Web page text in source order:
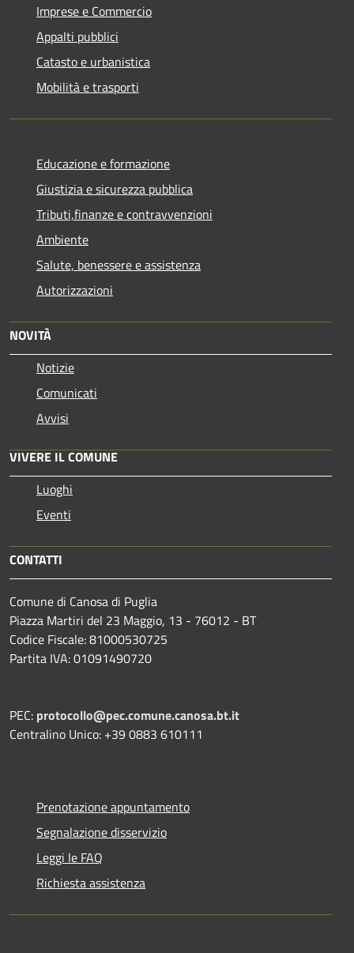
Imprese e Commercio
Appalti pubblici
Catasto e urbanistica
Mobilità e trasporti
Educazione e formazione
Giustizia e sicurezza pubblica
Tributi,finanze e contravvenzioni
Ambiente
Salute, benessere e assistenza
Autorizzazioni
NOVITÀ
Notizie
Comunicati
Avvisi
VIVERE IL COMUNE
Luoghi
Eventi
CONTATTI
Comune di Canosa di Puglia
Piazza Martiri del 23 Maggio, 13 - 76012 - BT
Codice Fiscale: 81000530725
Partita IVA: 01091490720
PEC: protocollo@pec.comune.canosa.bt.it
Centralino Unico: +39 0883 610111
Prenotazione appuntamento
Segnalazione disservizio
Leggi le FAQ
Richiesta assistenza